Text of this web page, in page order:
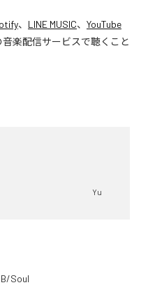
、 LINE MUSIC、 YouTube
音楽配信サービスで聴くこと
Yu
Soul